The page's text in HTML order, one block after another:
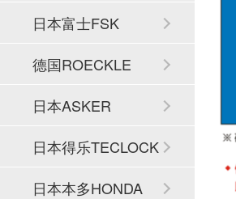
日本富士FSK
德国ROECKLE
日本ASKER
日本得乐TECLOCK
日本本多HONDA